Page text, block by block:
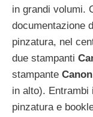
in grandi volumi.
documentazione
pinzatura, nel
due stampanti
stampante
in alto). Entrambi
pinzatura e